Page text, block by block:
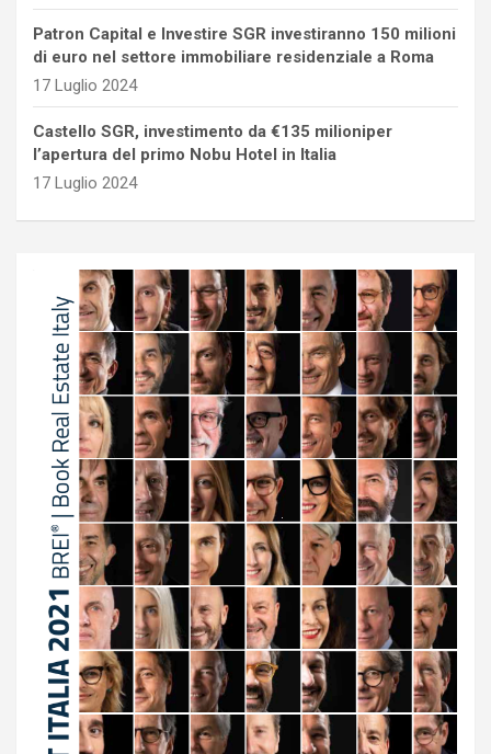
Patron Capital e Investire SGR investiranno 150 milioni
di euro nel settore immobiliare residenziale a Roma
17 Luglio 2024
Castello SGR, investimento da €135 milioniper
l’apertura del primo Nobu Hotel in Italia
17 Luglio 2024